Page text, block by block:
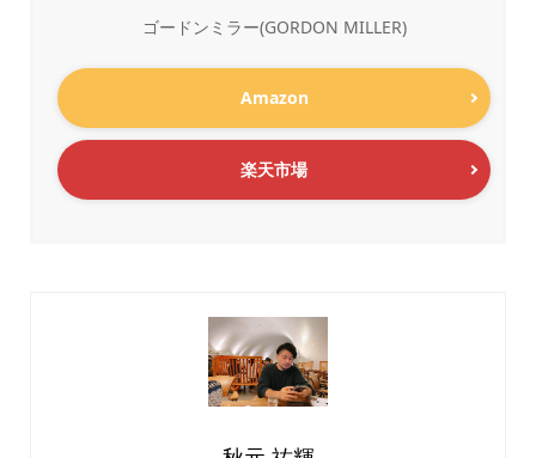
ゴードンミラー(GORDON MILLER)
Amazon
楽天市場